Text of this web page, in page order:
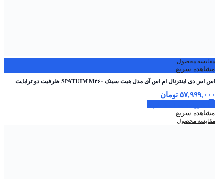
مقایسه محصول
مشاهده سریع
اس اس دی اینترنال ام اس آی مدل هیت سینک SPATUIM M۴۶۰ ظرفیت دو ترابایت
۵۷,۹۹۹,۰۰۰ تومان
مشاهده سریع
مقایسه محصول